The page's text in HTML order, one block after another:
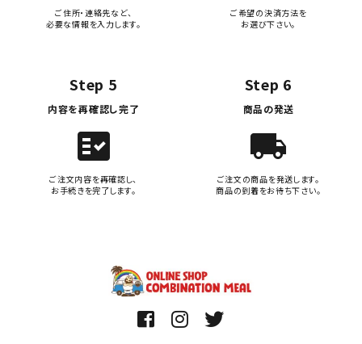
ご住所・連絡先など、
必要な情報を入力します。
ご希望の決済方法を
お選び下さい。
Step 5
内容を再確認し完了
fact_check
ご注文内容を再確認し、
お手続きを完了します。
Step 6
商品の発送
local_shipping
ご注文の商品を発送します。
商品の到着をお待ち下さい。